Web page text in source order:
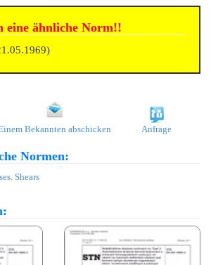
eine ähnliche Norm!!
Bekannten abschicken Anfrage
Normen:
Shears